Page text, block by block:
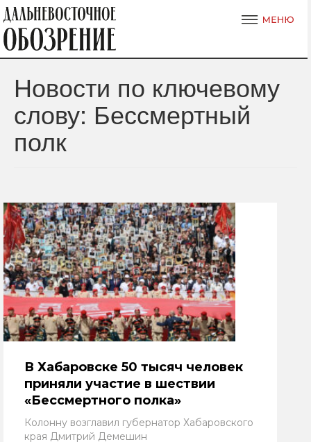
Новости по ключевому
слову: Бессмертный
полк
В Хабаровске 50 тысяч человек
приняли участие в шествии
«Бессмертного полка»
Колонну возглавил губернатор Хабаровского
края Дмитрий Демешин